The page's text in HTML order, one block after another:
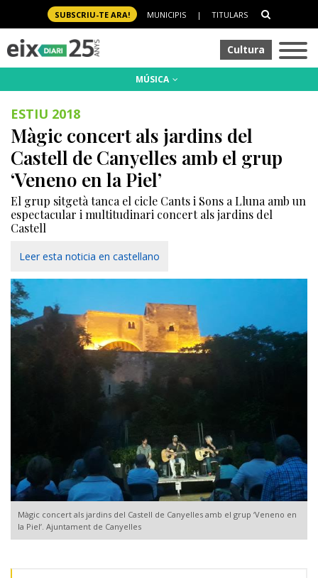
SUBSCRIU-TE ARA! MUNICIPIS | TITULARS
Cultura
MÚSICA
ESTIU 2018
Màgic concert als jardins del
Castell de Canyelles amb el grup
‘Veneno en la Piel’
El grup sitgetà tanca el cicle Cants i Sons a Lluna amb un
espectacular i multitudinari concert als jardins del
Castell
Leer esta noticia en castellano
Màgic concert als jardins del Castell de Canyelles amb el grup ‘Veneno en
la Piel’. Ajuntament de Canyelles